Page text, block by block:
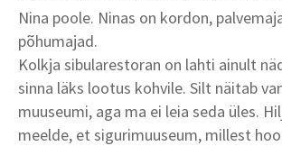
Nina poole. Ninas on kordon,
põhumajad.
Kolkja sibularestoran on lahti ainult
sinna läks lootus kohvile. Silt näitab
muuseumi, aga ma ei leia seda üles.
meelde, et sigurimuuseum, millest